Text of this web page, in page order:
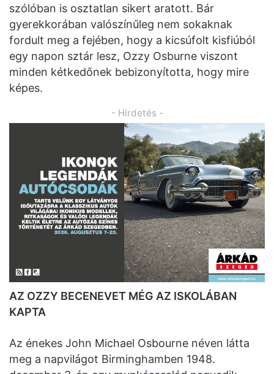
szólóban is osztatlan sikert aratott. Bár
gyerekkorában valószínűleg nem sokaknak
fordult meg a fejében, hogy a kicsúfolt kisfiúból
egy napon sztár lesz, Ozzy Osburne viszont
minden kétkedőnek bebizonyította, hogy mire
képes.
- Hirdetés -
AZ OZZY BECENEVET MÉG AZ ISKOLÁBAN
KAPTA
Az énekes John Michael Osbourne néven látta
meg a napvilágot Birminghamben 1948.